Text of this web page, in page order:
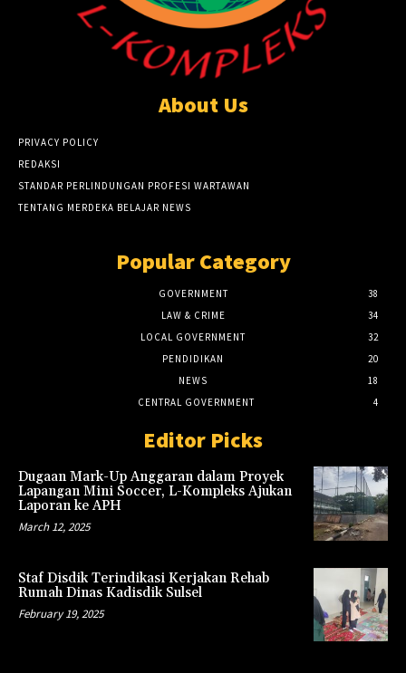
About Us
PRIVACY POLICY
REDAKSI
STANDAR PERLINDUNGAN PROFESI WARTAWAN
TENTANG MERDEKA BELAJAR NEWS
Popular Category
GOVERNMENT
38
LAW & CRIME
34
LOCAL GOVERNMENT
32
PENDIDIKAN
20
NEWS
18
CENTRAL GOVERNMENT
4
Editor Picks
Dugaan Mark-Up Anggaran dalam Proyek
Lapangan Mini Soccer, L-Kompleks Ajukan
Laporan ke APH
March 12, 2025
Staf Disdik Terindikasi Kerjakan Rehab
Rumah Dinas Kadisdik Sulsel
February 19, 2025